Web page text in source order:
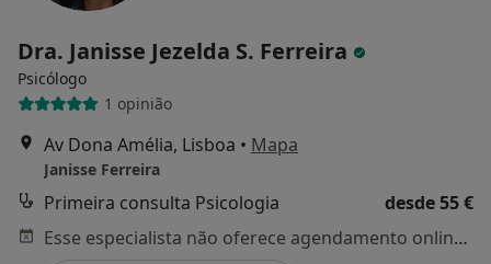
Dra. Janisse Jezelda S. Ferreira
Psicólogo
1 opinião
Av Dona Amélia, Lisboa • Mapa
Janisse Ferreira
Primeira consulta Psicologia
desde 55 €
Esse especialista não oferece agendamento online para esse endereço.